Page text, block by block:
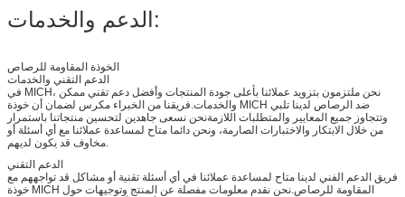
الدعم والخدمات:
الخوذة المقاومة للرصاص
الدعم التقني والخدمات
في MICH، نحن ملتزمون بتزويد عملائنا بأعلى جودة المنتجات وأفضل دعم تقني ممكن
والخدمات.فريقنا من الخبراء مكرس لضمان أن خوذة MICH ضد الرصاص لدينا تلبي
وتتجاوز جميع المعايير والمتطلبات اللازمةنحن نسعى جاهدين لتحسين منتجاتنا باستمرار
من خلال الابتكار والاختبارات الصارمة، ونحن دائما متاح لمساعدة عملائنا مع أي أسئلة أو
الدعم التقني
فريق الدعم الفني لدينا متاح لمساعدة عملائنا في أي أسئلة تقنية أو مشاكل قد تواجههم مع
خوذة MICH المقاومة للرصاص.نحن نقدم معلومات مفصلة عن المنتج وتوجيهات حول